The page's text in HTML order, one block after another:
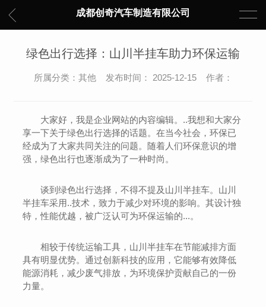
成都创奇汽车制造有限公司
绿色出行选择：山川半挂车助力环保运输
所属分类：其他 发布时间： 2025-12-15 作者：
大家好，我是企业网站的内容编辑。..我想和大家分
享一下关于绿色出行选择的话题。在当今社会，环保已
经成为了大家共同关注的问题。随着人们环保意识的增
强，绿色出行也逐渐成为了一种时尚。
谈到绿色出行选择，不得不提及山川半挂车。山川
半挂车采用..技术，致力于减少对环境的影响。其设计独
特，性能优越，被广泛认可为环保运输的...。
相较于传统运输工具，山川半挂车在节能减排方面
具有明显优势。通过创新科技的应用，它能够有效降低
能源消耗，减少废气排放，为环境保护贡献自己的一份
力量。